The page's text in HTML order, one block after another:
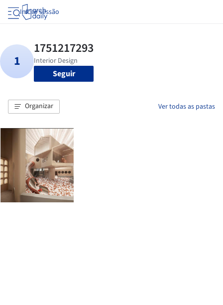
Iniciar sessão
Seguir
Organizar Ver todas as pastas